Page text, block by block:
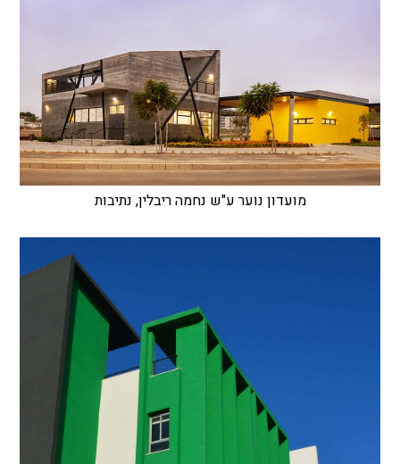
מועדון נוער ע"ש נחמה ריבלין, נתיבות